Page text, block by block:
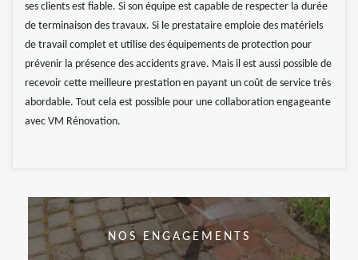
ses clients est fiable. Si son équipe est capable de respecter la durée
de terminaison des travaux. Si le prestataire emploie des matériels
de travail complet et utilise des équipements de protection pour
prévenir la présence des accidents grave. Mais il est aussi possible de
recevoir cette meilleure prestation en payant un coût de service très
abordable. Tout cela est possible pour une collaboration engageante
avec VM Rénovation.
NOS ENGAGEMENTS